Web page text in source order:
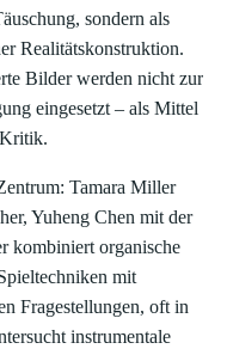
sondern als
Realitätskonstruktion.
Bilder werden nicht zur
eingesetzt – als Mittel
Tamara Miller
Yuheng Chen mit der
kombiniert organische
mit
Fragestellungen, oft in
instrumentale